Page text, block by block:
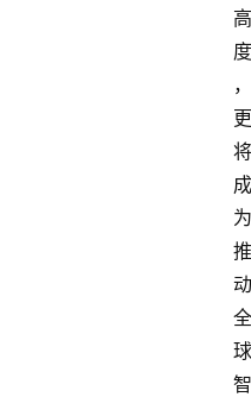
高
度
，
更
将
成
为
推
动
全
球
智